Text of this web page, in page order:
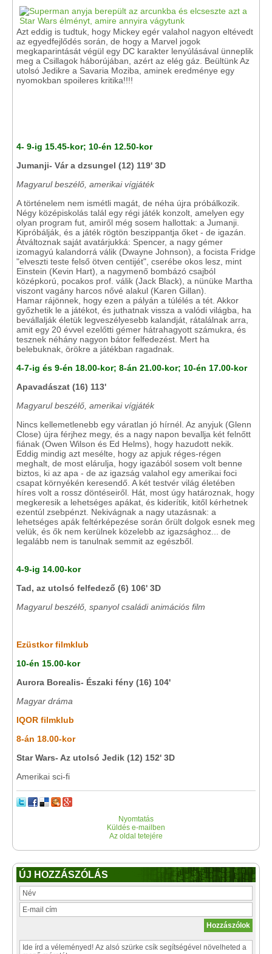
Azt eddig is tudtuk, hogy Mickey egér valahol nagyon eltévedt
az egyedfejlődés során, de hogy a Marvel jogok
megkaparintását végül egy DC karakter lenyúlásával ünneplik
meg a Csillagok háborújában, azért az elég gáz. Beültünk Az
utolsó Jedikre a Savaria Moziba, aminek eredménye egy
nyomokban spoileres kritika!!!!
4- 9-ig 15.45-kor; 10-én 12.50-kor
Jumanji- Vár a dzsungel (12) 119' 3D
Magyarul beszélő, amerikai vígjáték
A történelem nem ismétli magát, de néha újra próbálkozik.
Négy középiskolás talál egy régi játék konzolt, amelyen egy
olyan program fut, amiről még sosem hallottak: a Jumanji.
Kipróbálják, és a játék rögtön beszippantja őket - de igazán.
Átváltoznak saját avatárjukká: Spencer, a nagy gémer
izomagyú kalandorrá válik (Dwayne Johnson), a focista Fridge
"elveszti teste felső ötven centijét", cserébe okos lesz, mint
Einstein (Kevin Hart), a nagymenő bombázó csajból
középkorú, pocakos prof. válik (Jack Black), a nünüke Martha
viszont vagány harcos nővé alakul (Karen Gillan).
Hamar rájönnek, hogy ezen a pályán a túlélés a tét. Akkor
győzhetik le a játékot, és juthatnak vissza a valódi világba, ha
bevállalják életük legveszélyesebb kalandját, rátalálnak arra,
amit egy 20 évvel ezelőtti gémer hátrahagyott számukra, és
tesznek néhány nagyon bátor felfedezést. Mert ha
belebuknak, örökre a játékban ragadnak.
4-7-ig és 9-én 18.00-kor; 8-án 21.00-kor; 10-én 17.00-kor
Apavadászat (16) 113'
Magyarul beszélő, amerikai vígjáték
Nincs kellemetlenebb egy váratlan jó hírnél. Az anyjuk (Glenn
Close) újra férjhez megy, és a nagy napon bevallja két felnőtt
fiának (Owen Wilson és Ed Helms), hogy hazudott nekik.
Eddig mindig azt mesélte, hogy az apjuk réges-régen
meghalt, de most elárulja, hogy igazából sosem volt benne
biztos, ki az apa - de az igazság valahol egy amerikai foci
csapat környékén keresendő. A két testvér világ életében
híres volt a rossz döntéseiről. Hát, most úgy határoznak, hogy
megkeresik a lehetséges apákat, és kiderítik, kitől kérhetnek
ezentúl zsebpénzt. Nekivágnak a nagy utazásnak: a
lehetséges apák feltérképezése során őrült dolgok esnek meg
velük, és ők nem kerülnek közelebb az igazsághoz... de
legalább nem is tanulnak semmit az egészből.
4-9-ig 14.00-kor
Tad, az utolsó felfedező (6) 106' 3D
Magyarul beszélő, spanyol családi animációs film
Ezüstkor filmklub
10-én 15.00-kor
Aurora Borealis- Északi fény (16) 104'
Magyar dráma
IQOR filmklub
8-án 18.00-kor
Star Wars- Az utolsó Jedik (12) 152' 3D
Amerikai sci-fi
Nyomtatás
Küldés e-mailben
Az oldal tetejére
ÚJ HOZZÁSZÓLÁS